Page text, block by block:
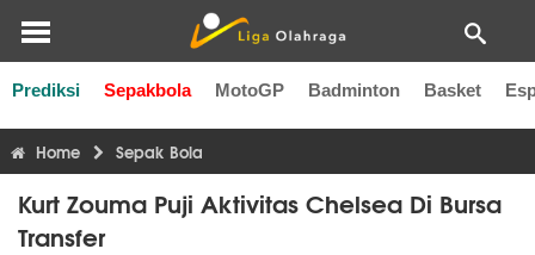
Prediksi Sepakbola MotoGP Badminton Basket
Liga Inggris Liga Italia Liga Spanyol Liga Perancis
Home Sepak Bola
Kurt Zouma Puji Aktivitas Chelsea Di Bursa
Transfer